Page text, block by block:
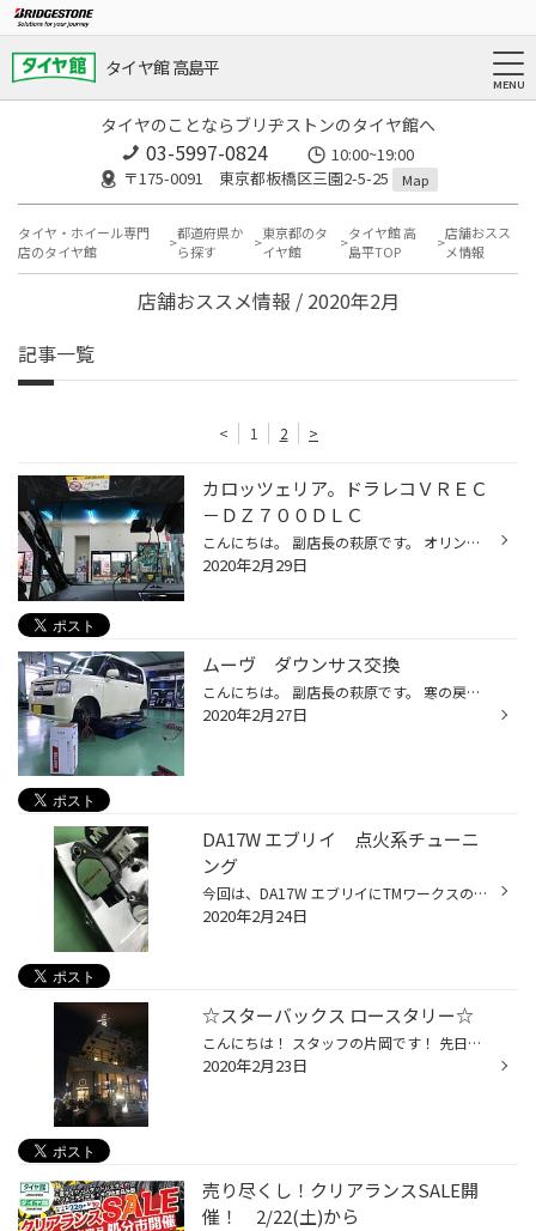
タイヤ館 高島平
タイヤのことならブリヂストンのタイヤ館へ
03-5997-0824
10:00~19:00
〒175-0091 東京都板橋区三園2-5-25
Map
タイヤ・ホイール専門
店のタイヤ館
都道府県か
ら探す
東京都のタ
イヤ館
タイヤ館 高
島平TOP
店舗おスス
メ情報
店舗おススメ情報 / 2020年2月
記事一覧
< 1 2 >
カロッツェリア。ドラレコＶＲＥＣ
－ＤＺ７００ＤＬＣ
こんにちは。 副店長の萩原です。 オリンピックイヤーの、うるう日の本日はアルファードにカロッツェリアさんのドライブレコーダーをお取り付けさせて頂きました。 ＶＲＥＣ－ＤＺ７００ＤＬＣです。 後方カメラ付きの２カメラで駐車監視機能やWⅰ-Fⅰモジュール搭載と機能満載です。 コンパクトなリ...
2020年2月29日
ムーヴ ダウンサス交換
こんにちは。 副店長の萩原です。 寒の戻りで北風が冷たい本日でしたが、足回り交換作業などさせて頂いておりました。 タナベさんのＮＦ２１０です。 ほどよいダウン量で純正ダンパーとの相性も良い商品です。 ビフォー・アフター・・・ 撮り損ねてしまいました・・・ ダウンサス・車高調など、お客...
2020年2月27日
DA17W エブリイ 点火系チューニ
ング
今回は、DA17W エブリイにTMワークスのハイパーダイレクトコイル をお取り付けいたしました。 イグニッションコイルを変えられる方は少ないとは思いますが、イグニッションコイルとは スパークプラグに高電圧を流すための変圧器になります。 こちらのハイパーダイレクトコイルに交換すると、電流を...
2020年2月24日
☆スターバックス ロースタリー☆
こんにちは！ スタッフの片岡です！ 先日休みの日に中目黒にある スターバックスロースタリーに行ってきました！ ロースタリーとはコーヒーの焙煎などを行う施設で 日本には中目黒の一店舗しかありません 建物は４階建てで… 一階はコーヒーとパンやケーキなどの軽食とグッズ類 二階はフレーバーティ...
2020年2月23日
売り尽くし！クリアランスSALE開
催！ 2/22(土)から